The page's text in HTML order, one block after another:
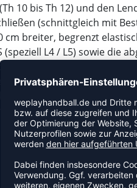
10 bis Th 12) und den
(schnittgleich mit
breiter, begrenzt
L4 / L5) sowie die
der Bereich des großen
liegen daher vor allem
und in der Prophylaxe,
Unterkühlungen zu